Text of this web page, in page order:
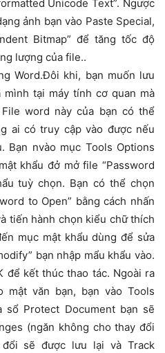
Unicode Text”. Ngược
ảnh bạn vào Paste Special,
Bitmap” để tăng tốc độ
lượng của file..
Word.Đôi khi, bạn muốn lưu
tại máy tính cơ quan mà
word này của bạn có thể
ai có truy cập vào được nếu
Bạn nvào mục Tools Options
khẩu đở mở file “Password
tuỳ chọn. Bạn có thể chọn
to Open” bằng cách nhấn
tiến hành chọn kiểu chữ thích
mục mật khẩu dùng để sửa
bạn nhập mẩu khẩu vào.
để kết thúc thao tác. Ngoài ra
văn bạn, bạn vào Tools
sổ Protect Document bạn sẽ
(ngăn không cho thay đổi
đổi sẽ được lưu lại và Track